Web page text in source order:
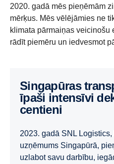
2020. gadā mēs pieņēmām
mērķus. Mēs vēlējāmies ne
klimata pārmaiņas veicinošu
rādīt piemēru un iedvesmot
Singapūras transporta uzņēmuma
īpaši intensīvi
centieni
2023. gadā SNL
uzņēmums Singapūrā,
uzlabot savu darbību,